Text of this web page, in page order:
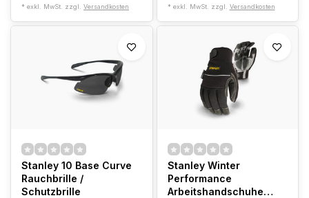
* exkl. MwSt. zzgl. Versandkosten * exkl. MwSt. zzgl. Versandkosten
Stanley 10 Base Curve
Rauchbrille /
Schutzbrille
Stanley Winter
Performance
Arbeitshandschuhe